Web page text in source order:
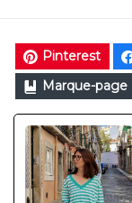
Pinterest
Marque-page